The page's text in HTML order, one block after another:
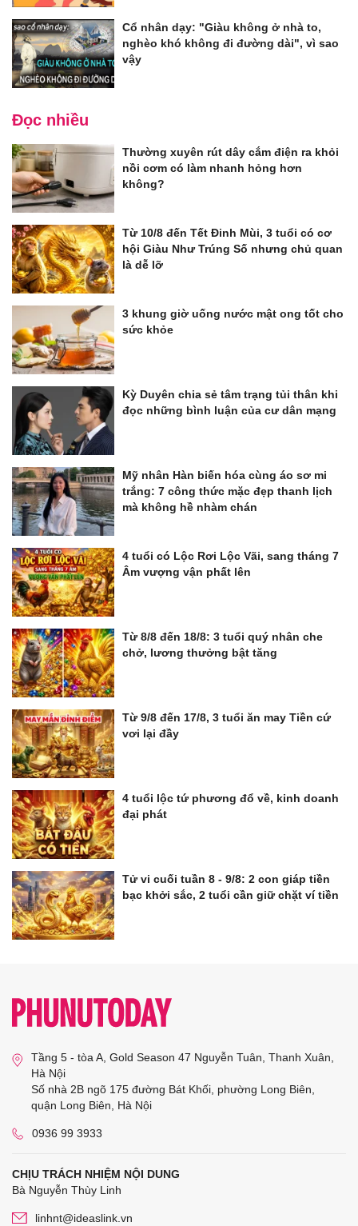
Cổ nhân dạy: "Giàu không ở nhà to,
nghèo khó không đi đường dài", vì sao
vậy
Đọc nhiều
Thường xuyên rút dây cắm điện ra khỏi
nồi cơm có làm nhanh hỏng hơn
không?
Từ 10/8 đến Tết Đinh Mùi, 3 tuổi có cơ
hội Giàu Như Trúng Số nhưng chủ quan
là dễ lỡ
3 khung giờ uống nước mật ong tốt cho
sức khỏe
Kỳ Duyên chia sẻ tâm trạng tủi thân khi
đọc những bình luận của cư dân mạng
Mỹ nhân Hàn biến hóa cùng áo sơ mi
trắng: 7 công thức mặc đẹp thanh lịch
mà không hề nhàm chán
4 tuổi có Lộc Rơi Lộc Vãi, sang tháng 7
Âm vượng vận phất lên
Từ 8/8 đến 18/8: 3 tuổi quý nhân che
chở, lương thưởng bật tăng
Từ 9/8 đến 17/8, 3 tuổi ăn may Tiền cứ
vơi lại đầy
4 tuổi lộc tứ phương đổ về, kinh doanh
đại phát
Tử vi cuối tuần 8 - 9/8: 2 con giáp tiền
bạc khởi sắc, 2 tuổi cần giữ chặt ví tiền
Tầng 5 - tòa A, Gold Season 47 Nguyễn Tuân, Thanh Xuân,
Hà Nội
Số nhà 2B ngõ 175 đường Bát Khối, phường Long Biên,
quận Long Biên, Hà Nội
0936 99 3933
CHỊU TRÁCH NHIỆM NỘI DUNG
Bà Nguyễn Thùy Linh
linhnt@ideaslink.vn